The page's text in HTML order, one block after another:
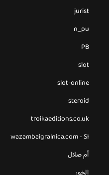
jurist
n_pu
PB
slot
slot-online
steroid
troikaeditions.co.uk
wazambaigralnica.com - SI
أم صلال